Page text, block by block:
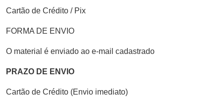
Cartão de Crédito / Pix
FORMA DE ENVIO
O material é enviado ao e-mail cadastrado
PRAZO DE ENVIO
Cartão de Crédito (Envio imediato)